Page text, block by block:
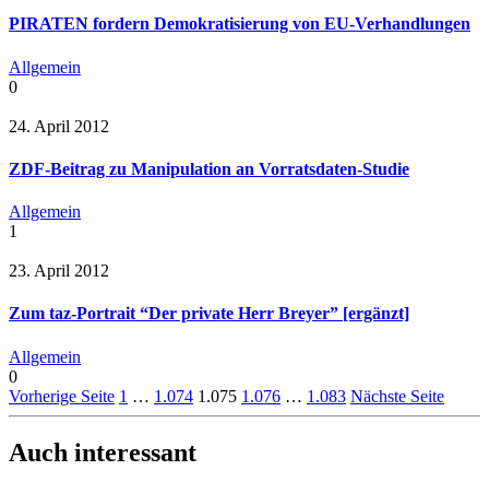
PIRATEN fordern Demokratisierung von EU-Verhandlungen
Allgemein
0
24. April 2012
ZDF-Beitrag zu Manipulation an Vorratsdaten-Studie
Allgemein
1
23. April 2012
Zum taz-Portrait “Der private Herr Breyer” [ergänzt]
Allgemein
0
Vorherige Seite 1 … 1.074 1.075 1.076 … 1.083 Nächste Seite
Auch interessant